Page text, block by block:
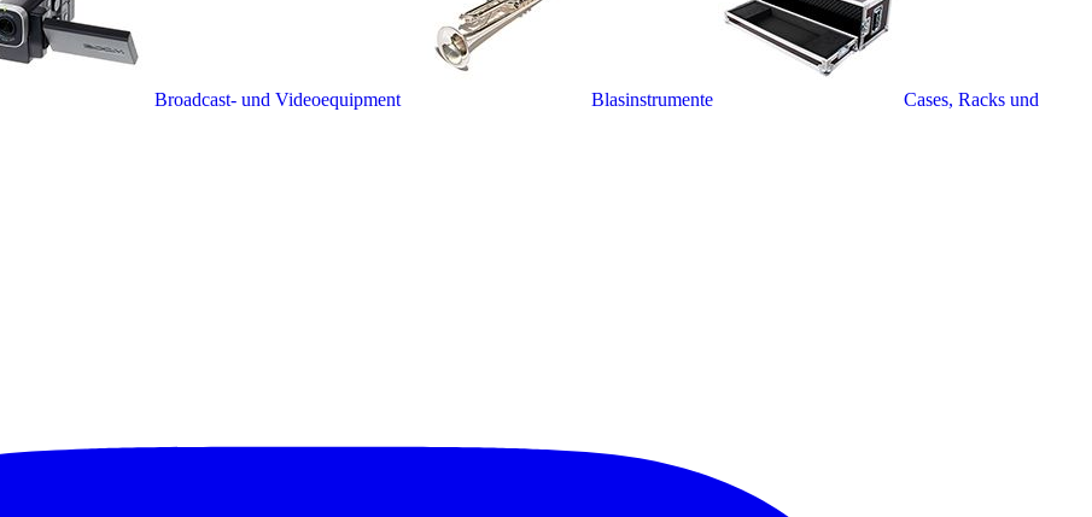
Broadcast- und Videoequipment Blasinstrumente
Cases, Racks und